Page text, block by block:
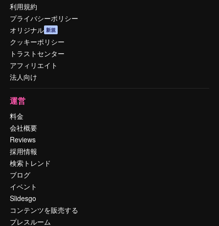
利用規約
プライバシーポリシー
オリジナル 新規
クッキーポリシー
トラストセンター
アフィリエイト
法人向け
運営
料金
会社概要
Reviews
採用情報
検索トレンド
ブログ
イベント
Slidesgo
コンテンツを販売する
プレスルーム